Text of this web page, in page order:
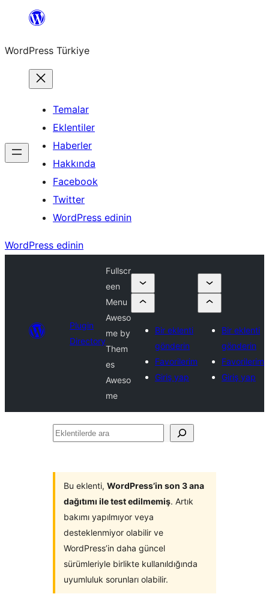
İçeriğe
WordPress Türkiye
Temalar
Eklentiler
Haberler
Hakkında
Facebook
Twitter
WordPress edinin
WordPress edinin
Plugin
Directory
Fullscr
een
Menu
Aweso
me by
Them
es
Aweso
me
Bir eklenti
gönderin
Favorilerim
Giriş yap
Bir eklenti
gönderin
Favorilerim
Giriş yap
Eklentilerde
Bu eklenti, WordPress’in son 3 ana
dağıtımı ile test edilmemiş. Artık
bakımı yapılmıyor veya
desteklenmiyor olabilir ve
WordPress’in daha güncel
sürümleriyle birlikte kullanıldığında
uyumluluk sorunları olabilir.